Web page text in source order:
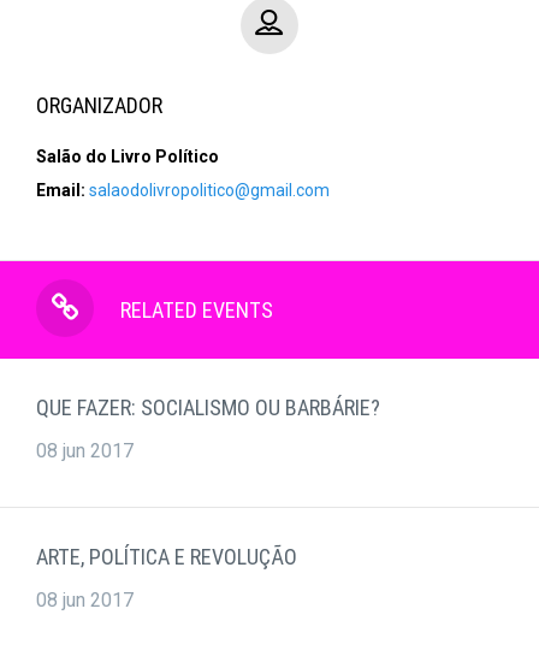
ORGANIZADOR
Salão do Livro Político
Email: salaodolivropolitico@gmail.com
RELATED EVENTS
QUE FAZER: SOCIALISMO OU BARBÁRIE?
08 jun 2017
ARTE, POLÍTICA E REVOLUÇÃO
08 jun 2017